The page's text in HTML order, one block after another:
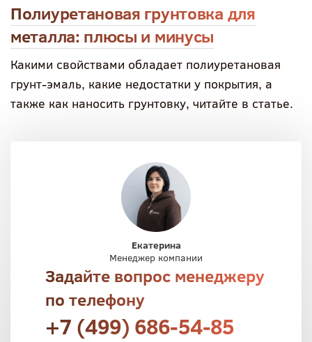
Полиуретановая грунтовка для
металла: плюсы и минусы
Какими свойствами обладает полиуретановая
грунт-эмаль, какие недостатки у покрытия, а
также как наносить грунтовку, читайте в статье.
Екатерина
Менеджер компании
Задайте вопрос менеджеру
по телефону
+7 (499) 686-54-85